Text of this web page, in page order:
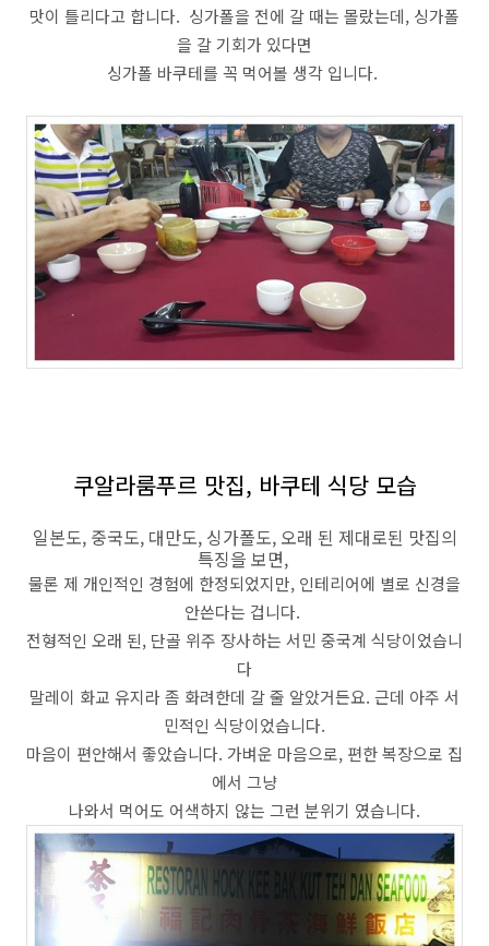
맛이 틀리다고 합니다. 싱가폴을 전에 갈 때는 몰랐는데, 싱가폴
을 갈 기회가 있다면
싱가폴 바쿠테를 꼭 먹어볼 생각 입니다.
쿠알라룸푸르 맛집, 바쿠테 식당 모습
일본도, 중국도, 대만도, 싱가폴도, 오래 된 제대로된 맛집의
특징을 보면,
물론 제 개인적인 경험에 한정되었지만, 인테리어에 별로 신경을
안쓴다는 겁니다.
전형적인 오래 된, 단골 위주 장사하는 서민 중국계 식당이었습니
다
말레이 화교 유지라 좀 화려한데 갈 줄 알았거든요. 근데 아주 서
민적인 식당이었습니다.
마음이 편안해서 좋았습니다. 가벼운 마음으로, 편한 복장으로 집
에서 그냥
나와서 먹어도 어색하지 않는 그런 분위기 였습니다.